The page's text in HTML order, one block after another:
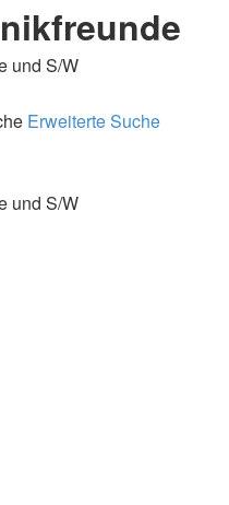
und S/W
Erweiterte Suche
und S/W